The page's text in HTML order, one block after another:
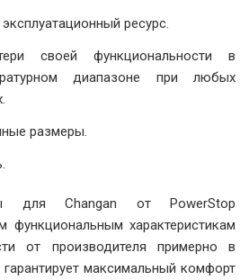
ресурс.
своей функциональности в
диапазоне при любых
размеры.
для Changan от PowerStop
функциональным характеристикам
от производителя примерно в
максимальный комфорт